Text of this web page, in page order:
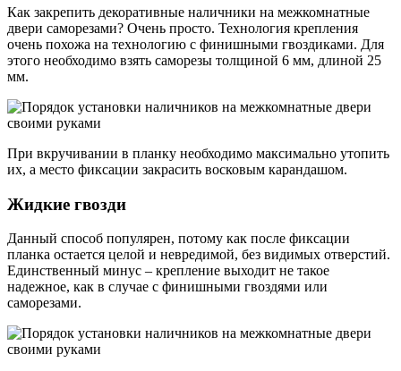
Как закрепить декоративные наличники на межкомнатные
двери саморезами? Очень просто. Технология крепления
очень похожа на технологию с финишными гвоздиками. Для
этого необходимо взять саморезы толщиной 6 мм, длиной 25
мм.
При вкручивании в планку необходимо максимально утопить
их, а место фиксации закрасить восковым карандашом.
Жидкие гвозди
Данный способ популярен, потому как после фиксации
планка остается целой и невредимой, без видимых отверстий.
Единственный минус – крепление выходит не такое
надежное, как в случае с финишными гвоздями или
саморезами.